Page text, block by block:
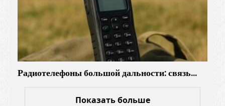
Радиотелефоны большой дальности: связь…
Показать больше